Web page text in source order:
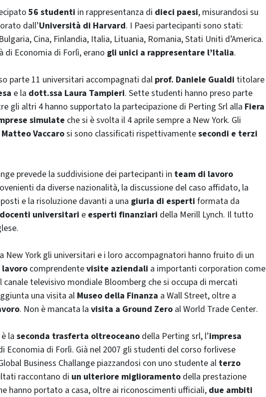
56 studenti in rappresentanza di dieci paesi, misurandosi su
dall’Università di Harvard. I Paesi partecipanti sono stati:
Cina, Finlandia, Italia, Lituania, Romania, Stati Uniti d’America.
di Economia di Forlì, erano gli unici a rappresentare l’Italia.
parte 11 universitari accompagnati dal prof. Daniele Gualdi titolare
e la dott.ssa Laura Tampieri. Sette studenti hanno preso parte
gli altri 4 hanno supportato la partecipazione di Perting Srl alla Fiera
simulate che si è svolta il 4 aprile sempre a New York. Gli
Matteo Vaccarosi sono classificati rispettivamentesecondi e terzi
prevede la suddivisione dei partecipanti in team di lavoro
da diverse nazionalità, la discussione del caso affidato, la
e la risoluzione davanti a una giuria di esperti formata da
docenti universitari e esperti finanziari della Merill Lynch. Il tutto
New York gli universitari e i loro accompagnatori hanno fruito di un
comprendentevisite aziendali a importanti corporation come
canale televisivo mondiale Bloomberg che si occupa di mercati
una visita al Museo della Finanza a Wall Street, oltre a
. Non è mancata la visita a Ground Zero alWorld Trade Center.
la seconda trasferta oltreoceano della Perting srl, l’impresa
Economia di Forlì. Già nel 2007 gli studenti del corso forlivese
Business Challangepiazzandosi con uno studente al terzo
raccontano di un ulteriore miglioramento della prestazione
hanno portato a casa, oltre ai riconoscimenti ufficiali, due ambiti